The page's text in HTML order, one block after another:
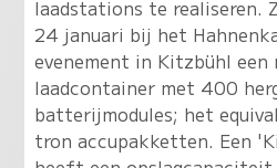
laadstations te realiseren.
24 januari bij het
evenement in Kitzbühl een
laadcontainer met 400
batterijmodules; het
tron accupakketten. Een